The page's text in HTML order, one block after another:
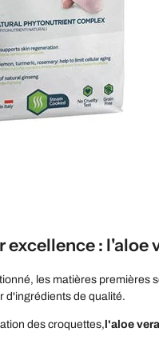
excellence : l'aloe
les matières premières
d'ingrédients de qualité.
des croquettes,l'aloe vera